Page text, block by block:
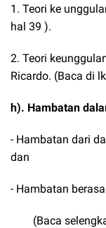
1. Teori ke
hal 39 ).
2. Teori
Ricardo. (Baca di
h). Hambatan
- Hambatan dari
dan
- Hambatan
(Baca